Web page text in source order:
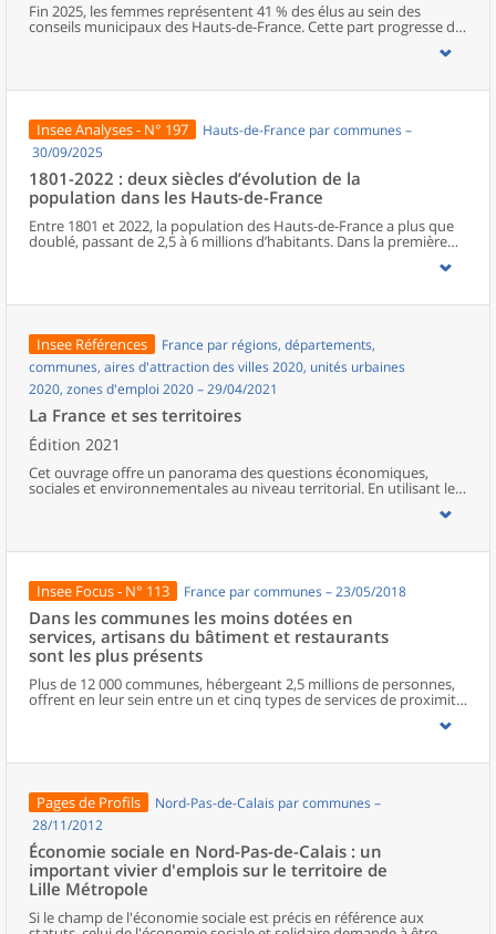
Fin 2025, les femmes représentent 41 % des élus au sein des
conseils municipaux des Hauts-de-France. Cette part progresse de
deux points entre les deux dernières élections municipales, mais
représentation féminine diminue cependant à mesure que les
sur cinq occupé par une femme. Les élues municipales de la région
sont plus jeunes que leurs homologues masculins. En parallèle de
leurs fonctions politiques, elles occupent davantage que ces
et moins souvent des emplois de cadre ou des professions
intellectuelles supérieures.
Insee Analyses - N° 197
Hauts-de-France par communes –
30/09/2025
1801-2022 : deux siècles d’évolution de la
population dans les Hauts-de-France
Entre 1801 et 2022, la population des Hauts-de-France a plus que
doublé, passant de 2,5 à 6 millions d’habitants. Dans la première
moitié du XIXe siècle, l’essor régional est surtout porté par le Nord.
accélérant l’exode rural, bouleverse le peuplement de la région.
pays entre dans une phase de ralentissement démographique. En
première ligne lors des deux conflits mondiaux, les Hauts-de-
France retrouvent leur poids démographique d’avant la Première
Guerre dès les années 1950, à la faveur du baby-boom et de la
reconstruction. Depuis les années 1970, la population subit un
ralentissement, du fait d’une baisse progressive de l’excédent
naturel.
Insee Références
France par régions, départements,
communes, aires d'attraction des villes 2020, unités urbaines
2020, zones d'emploi 2020 – 29/04/2021
La France et ses territoires
Édition 2021
Cet ouvrage offre un panorama des questions économiques,
sociales et environnementales au niveau territorial. En utilisant les
disparités géographiques en France, sur les forces et faiblesses des
population.
Insee Focus - N° 113 France par communes – 23/05/2018
Dans les communes les moins dotées en
services, artisans du bâtiment et restaurants
sont les plus présents
Plus de 12 000 communes, hébergeant 2,5 millions de personnes,
offrent en leur sein entre un et cinq types de services de proximité.
Dans ces communes, les artisans et les restaurants sont les plus
boulangeries ou les supérettes, n’apparaissent de façon
services de proximité. Quant aux services médicaux, ils sont situés
dans des communes bénéficiant d’un nombre d’équipements
encore plus large. Aux communes qui possèdent au moins un
service de proximité, s’ajoutent 1 888 communes qui n’en
possèdent aucun. Elles abritent 162 000 habitants.
Pages de Profils
Nord-Pas-de-Calais par communes –
28/11/2012
Économie sociale en Nord-Pas-de-Calais : un
important vivier d'emplois sur le territoire de
Lille Métropole
Si le champ de l'économie sociale est précis en référence aux